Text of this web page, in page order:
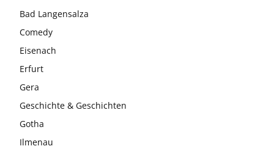
Bad Langensalza
Comedy
Eisenach
Erfurt
Gera
Geschichte & Geschichten
Gotha
Ilmenau